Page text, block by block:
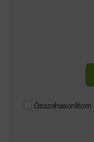
Összehasonlítom